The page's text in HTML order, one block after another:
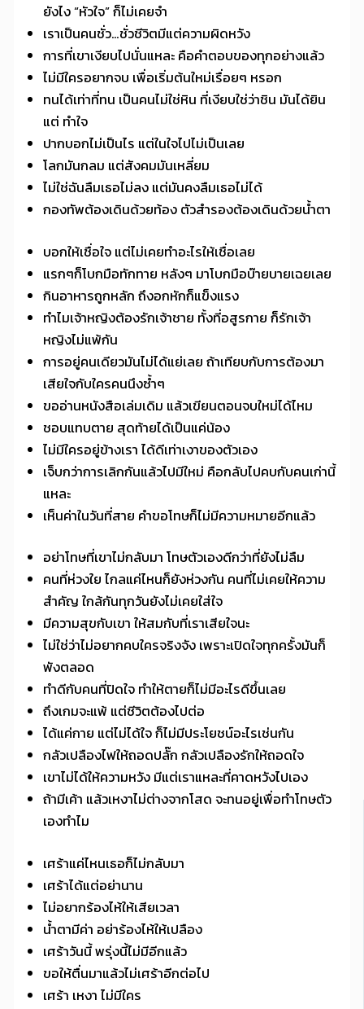
ยังไง “หัวใจ” ก็ไม่เคยจำ
เราเป็นคนชั่ว…ชั่วชีวิตมีแต่ความผิดหวัง
การที่เขาเงียบไปนั่นแหละ คือคำตอบของทุกอย่างแล้ว
ไม่มีใครอยากจบ เพื่อเริ่มต้นใหม่เรื่อยๆ หรอก
ทนได้เท่าที่ทน เป็นคนไม่ใช่หิน ที่เงียบใช่ว่าชิน มันได้ยิน
แต่ ทำใจ
ปากบอกไม่เป็นไร แต่ในใจไปไม่เป็นเลย
โลกมันกลม แต่สังคมมันเหลี่ยม
ไม่ใช่ฉันลืมเธอไม่ลง แต่มันคงลืมเธอไม่ได้
กองทัพต้องเดินด้วยท้อง ตัวสำรองต้องเดินด้วยน้ำตา
บอกให้เชื่อใจ แต่ไม่เคยทำอะไรให้เชื่อเลย
แรกๆก็โบกมือทักทาย หลังๆ มาโบกมือบ๊ายบายเฉยเลย
กินอาหารถูกหลัก ถึงอกหักก็แข็งแรง
ทำไมเจ้าหญิงต้องรักเจ้าชาย ทั้งที่อสูรกาย ก็รักเจ้า
หญิงไม่แพ้กัน
การอยู่คนเดียวมันไม่ได้แย่เลย ถ้าเทียบกับการต้องมา
เสียใจกับใครคนนึงซ้ำๆ
ขออ่านหนังสือเล่มเดิม แล้วเขียนตอนจบใหม่ได้ไหม
ชอบแทบตาย สุดท้ายได้เป็นแค่น้อง
ไม่มีใครอยู่ข้างเรา ได้ดีเท่าเงาของตัวเอง
เจ็บกว่าการเลิกกันแล้วไปมีใหม่ คือกลับไปคบกับคนเก่านี้
แหละ
เห็นค่าในวันที่สาย คำขอโทษก็ไม่มีความหมายอีกแล้ว
อย่าโทษที่เขาไม่กลับมา โทษตัวเองดีกว่าที่ยังไม่ลืม
คนที่ห่วงใย ไกลแค่ไหนก็ยังห่วงกัน คนที่ไม่เคยให้ความ
สำคัญ ใกล้กันทุกวันยังไม่เคยใส่ใจ
มีความสุขกับเขา ให้สมกับที่เราเสียใจนะ
ไม่ใช่ว่าไม่อยากคบใครจริงจัง เพราะเปิดใจทุกครั้งมันก็
พังตลอด
ทำดีกับคนที่ปิดใจ ทำให้ตายก็ไม่มีอะไรดีขึ้นเลย
ถึงเกมจะแพ้ แต่ชีวิตต้องไปต่อ
ได้แค่กาย แต่ไม่ได้ใจ ก็ไม่มีประโยชน์อะไรเช่นกัน
กลัวเปลืองไฟให้ถอดปลั๊ก กลัวเปลืองรักให้ถอดใจ
เขาไม่ได้ให้ความหวัง มีแต่เราแหละที่คาดหวังไปเอง
ถ้ามีเค้า แล้วเหงาไม่ต่างจากโสด จะทนอยู่เพื่อทำโทษตัว
เองทำไม
เศร้าแค่ไหนเธอก็ไม่กลับมา
เศร้าได้แต่อย่านาน
ไม่อยากร้องไห้ให้เสียเวลา
น้ำตามีค่า อย่าร้องไห้ให้เปลือง
เศร้าวันนี้ พรุ่งนี้ไม่มีอีกแล้ว
ขอให้ตื่นมาแล้วไม่เศร้าอีกต่อไป
เศร้า เหงา ไม่มีใคร